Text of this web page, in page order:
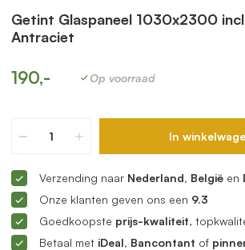
Getint Glaspaneel 1030x2300
Antraciet
190,- Op voorraad
In
Verzending naar Nederland, België en
Onze klanten geven ons een 9.3
Goedkoopste prijs-kwaliteit,
Betaal met iDeal, Bancontant of